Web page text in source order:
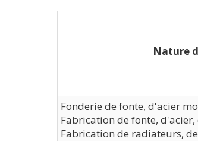
Nature
Fonderie de fonte, d'acier
Fabrication de fonte,
Fabrication de radiateurs,